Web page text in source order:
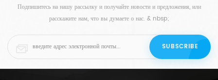
Подпишитесь на нашу рассылку и получайте новости и предложения, или
расскажите нам, что вы думаете о нас. & nbsp;